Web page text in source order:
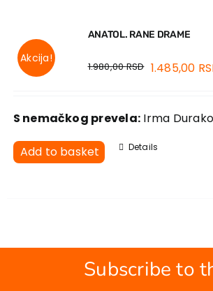
Akcija!
ANATOL. RANE DRAME
1.980,00RSD 1.485,00
S nemačkog prevela: Irma
Add to basket Details
Subscribe to